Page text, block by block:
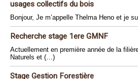
usages collectifs du bois
Bonjour, Je m’appelle Thelma Heno et je
Recherche stage 1ere GMNF
Actuellement en première année de la
Naturels et (…)
Stage Gestion Forestière